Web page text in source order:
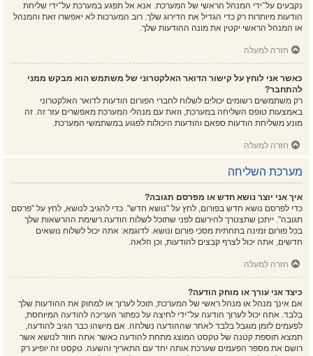
נקבעים על־ידי המנהל הראשי של המערכת. אנא אל תפגע במערכת על־ידי שליחת
הודעות מיותרות רק כדי הגדיל את הדירוג שלך. רוב המערכות לא יאפשרו זאת והמנהל
או המנהל הראשי יקטין את מונה ההודעות שלך.
חזרה למעלה
כאשר אני לוחץ על קישור הדואר האלקטרוני של משתמש הוא מבקש ממני
להתחבר?
רק משתמשים רשומים יכולים לשלוח לחברי הפורום הודעות לדואר האלקטרוני
באמצעות טופס השליחה במערכת, וזאת עם מנהלי המערכת מאפשרים עזר זה. זה
מונע משליחת הודעות ספאם והודעות היכולות לפגוע במשתמשי המערכת.
חזרה למעלה
מערכת השליחה
איך אני יוצר נושא חדש או מפרסם תגובה?
כדי לפרסם נושא חדש בפורום, לחץ על "נושא חדש". כדי להגיב לנושא, לחץ על "פרסם
תגובה". ייתכן שתצטרך להירשם לפני שתוכל לשלוח הודעה.רשימת ההרשאות שלך
בכל פורום זמינה בתחתית מסכי פורום ונושא. לדוגמא: אתה יכול לשלוח נושאים
חדשים, אתה יכול לצרף קבצים להודעות, וכן הלאה.
חזרה למעלה
כיצד אני עורך או מוחק הודעה?
אם אינך מנהל או מנהל ראשי של המערכת, תוכל לערוך או למחוק את ההודעות שלך
בלבד. אתה יכול לערוך הודעה על־ידי לחיצה על כפתור העריכה להודעה המיוחסת,
לפעמים לזמן מוגבל בלבד לאחר שההודעה נשלחה. אם מישהו כבר הגיב להודעה,
תמצא תוספת קטנה של טקסט המוצג מתחת להודעה כאשר אתה חוזר לנושא אשר
רושם את מספר הפעמים שערכת אותה יחד עם התאריך והשעה. טקסט זה יופיע רק